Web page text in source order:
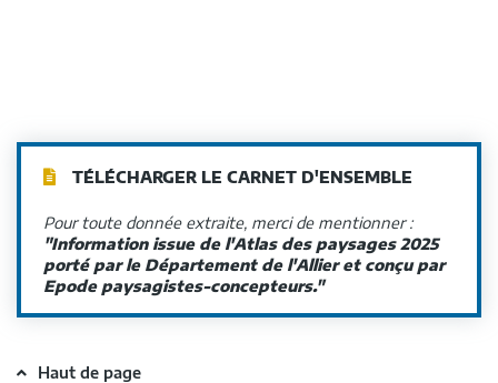
TÉLÉCHARGER LE CARNET D'ENSEMBLE
Pour toute donnée extraite, merci de mentionner :
"Information issue de l'Atlas des paysages 2025
porté par le Département de l'Allier et conçu par
Epode paysagistes-concepteurs."
Haut de page